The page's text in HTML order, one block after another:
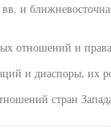
и
отношений и
и диаспоры, их
стран